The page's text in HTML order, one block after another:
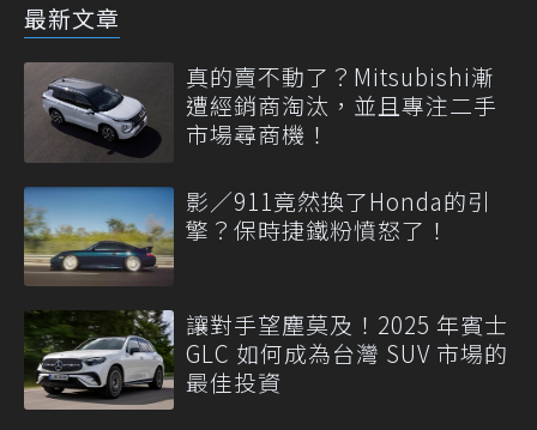
最新文章
真的賣不動了？Mitsubishi漸
遭經銷商淘汰，並且專注二手
市場尋商機！
影／911竟然換了Honda的引
擎？保時捷鐵粉憤怒了！
讓對手望塵莫及！2025 年賓士
GLC 如何成為台灣 SUV 市場的
最佳投資